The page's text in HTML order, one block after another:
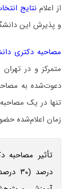
از اعلام نتایج
و پذیرش این
مصاحبه دکتری
متمرکز و در
دعوت‌شده به
تنها در یک
زمان اعلام‌شده